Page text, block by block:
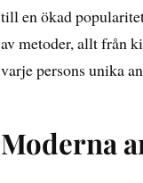
till en ökad
av metoder, allt från
varje persons unika
Moderna